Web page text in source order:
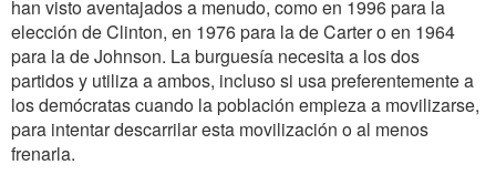
han visto aventajados a menudo, como en 1996 para la
elección de Clinton, en 1976 para la de Carter o en 1964
para la de Johnson. La burguesía necesita a los dos
partidos y utiliza a ambos, incluso si usa preferentemente a
los demócratas cuando la población empieza a movilizarse,
para intentar descarrilar esta movilización o al menos
frenarla.